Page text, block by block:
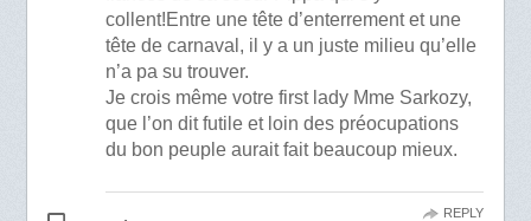
collent!Entre une tête d’enterrement et une
tête de carnaval, il y a un juste milieu qu’elle
n’a pa su trouver.
Je crois même votre first lady Mme Sarkozy,
que l’on dit futile et loin des préocupations
du bon peuple aurait fait beaucoup mieux.
REPLY